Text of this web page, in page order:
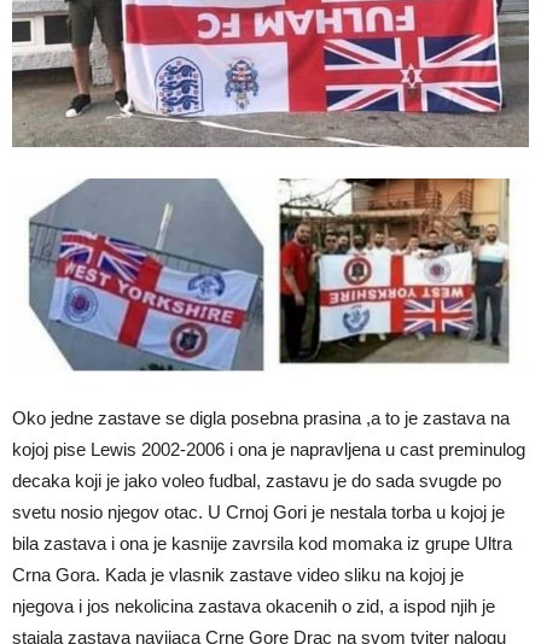
Oko jedne zastave se digla posebna prasina ,a to je zastava na
kojoj pise Lewis 2002-2006 i ona je napravljena u cast preminulog
decaka koji je jako voleo fudbal, zastavu je do sada svugde po
svetu nosio njegov otac. U Crnoj Gori je nestala torba u kojoj je
bila zastava i ona je kasnije zavrsila kod momaka iz grupe Ultra
Crna Gora. Kada je vlasnik zastave video sliku na kojoj je
njegova i jos nekolicina zastava okacenih o zid, a ispod njih je
stajala zastava navijaca Crne Gore Drac na svom tviter nalogu